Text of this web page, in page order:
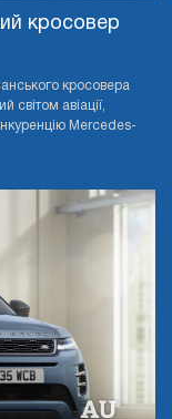
кросовер
кросовера
світом авіації,
Mercedes-